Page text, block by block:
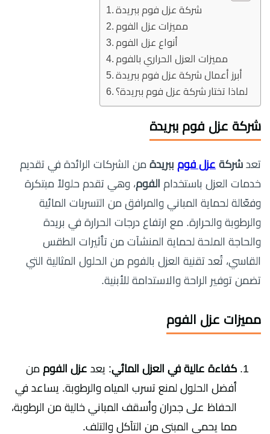
شركة عزل فوم ببريدة
مميزات عزل الفوم
أنواع عزل الفوم
مميزات العزل الحراري بالفوم
أبرز أعمال شركة عزل فوم ببريدة
لماذا تختار شركة عزل فوم ببريدة؟
شركة عزل فوم ببريدة
تعد شركة عزل فوم ببريدة من الشركات الرائدة في تقديم
خدمات العزل باستخدام الفوم، وهي تقدم حلولاً مبتكرة
وفعّالة لحماية المباني والمرافق من التسربات المائية
والرطوبة والحرارة. مع ارتفاع درجات الحرارة في بريدة
والحاجة الملحة لحماية المنشآت من تأثيرات الطقس
القاسي، تُعد تقنية العزل بالفوم من الحلول المثالية التي
تضمن توفير الراحة والاستدامة للأبنية.
مميزات عزل الفوم
كفاءة عالية في العزل المائي: يعد عزل الفوم من
أفضل الحلول لمنع تسرب المياه والرطوبة. يساعد في
الحفاظ على جدران وأسقف المباني خالية من الرطوبة،
مما يحمي المبنى من التآكل والتلف.